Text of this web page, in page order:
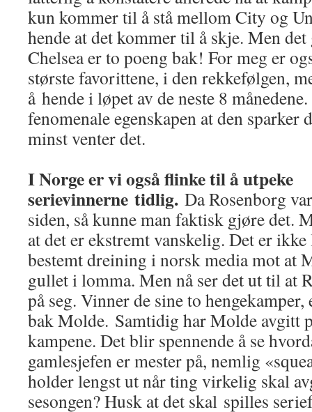
kun kommer til å stå mellom City og
hende at det kommer til å skje. Men
Chelsea er to poeng bak! For meg er
største favorittene, i den rekkefølgen,
å hende i løpet av de neste 8
fenomenale egenskapen at den sparker
minst venter det.
I Norge er vi også flinke til å utpeke
serievinnerne tidlig. Da Rosenborg
siden, så kunne man faktisk gjøre det.
at det er ekstremt vanskelig. Det er
bestemt dreining i norsk media mot at
gullet i lomma. Men nå ser det ut til at
på seg. Vinner de sine to
bak Molde. Samtidig har Molde avgitt
kampene. Det blir spennende å se
gamlesjefen er mester på, nemlig
holder lengst ut når ting virkelig skal
sesongen? Husk at det skal spilles